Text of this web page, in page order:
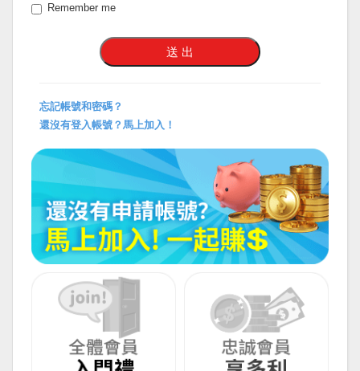
Remember me
忘記帳號和密碼？
還沒有登入帳號？馬上加入！